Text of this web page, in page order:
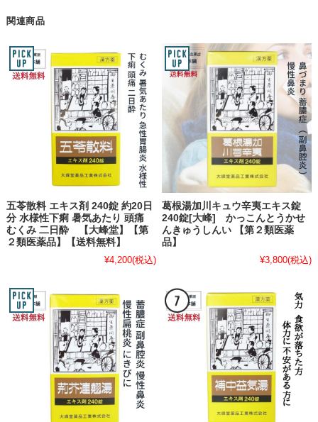
関連商品
五苓散料 エキス剤 240錠 約20日
分 水様性下痢 暑気あたり 頭痛
むくみ 二日酔 【大峰堂】【第
２類医薬品】【送料無料】
¥4,200(税込)
葛根湯加川キュウ辛夷エキス錠
240錠[大峰] かっこんとうかせ
んきゅうしんい 【第２類医薬
品】
¥3,800(税込)